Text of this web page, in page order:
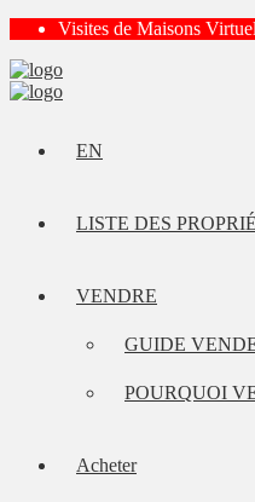
Visites de Maisons
EN
LISTE DES
VENDRE
GUIDE
POURQUOI
Acheter